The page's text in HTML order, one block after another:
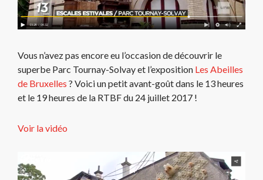
Vous n’avez pas encore eu l’occasion de découvrir le
superbe Parc Tournay-Solvay et l’exposition Les Abeilles
de Bruxelles ? Voici un petit avant-goût dans le 13 heures
et le 19 heures de la RTBF du 24 juillet 2017 !
Voir la vidéo